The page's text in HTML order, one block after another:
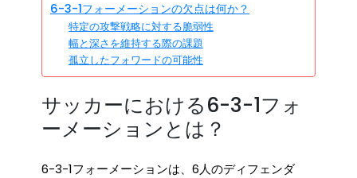
6-3-1フォーメーションの欠点は何か？
特定の攻撃戦略に対する脆弱性
幅と深さを維持する際の課題
孤立したフォワードの可能性
サッカーにおける6-3-1フォ
ーメーションとは？
6-3-1フォーメーションは、6人のディフェンダ